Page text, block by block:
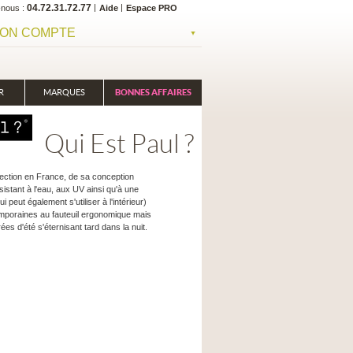
04.72.31.72.77 Aide Espace PRO
COMPTE
MARQUES BONNES AFFAIRES
Qui Est Paul ?
en France, de sa conception
à l'eau, aux UV ainsi qu'à une
peut également s'utiliser à l'intérieur)
au fauteuil ergonomique mais
d'été s'éternisant tard dans la nuit.